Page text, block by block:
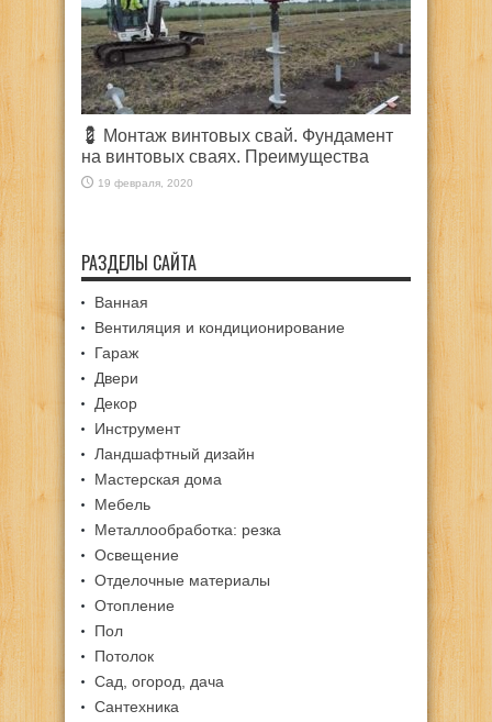
💈 Монтаж винтовых свай. Фундамент
на винтовых сваях. Преимущества
19 февраля, 2020
РАЗДЕЛЫ САЙТА
Ванная
Вентиляция и кондиционирование
Гараж
Двери
Декор
Инструмент
Ландшафтный дизайн
Мастерская дома
Мебель
Металлообработка: резка
Освещение
Отделочные материалы
Отопление
Пол
Потолок
Сад, огород, дача
Сантехника